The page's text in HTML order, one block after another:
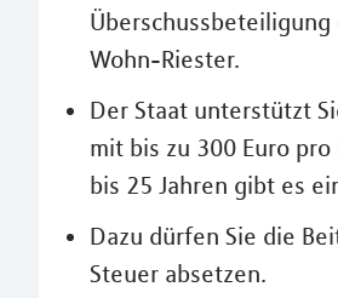
Wohn-Riester.
Der Staat unterstützt
mit bis zu 300 Euro
bis 25 Jahren gibt es
Dazu dürfen Sie die
Steuer absetzen.